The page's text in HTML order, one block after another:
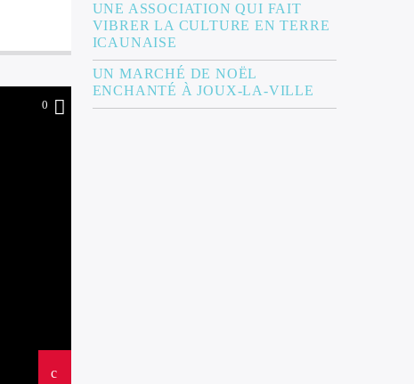
0
UNE ASSOCIATION QUI FAIT
VIBRER LA CULTURE EN TERRE
ICAUNAISE
UN MARCHÉ DE NOËL
ENCHANTÉ À JOUX-LA-VILLE